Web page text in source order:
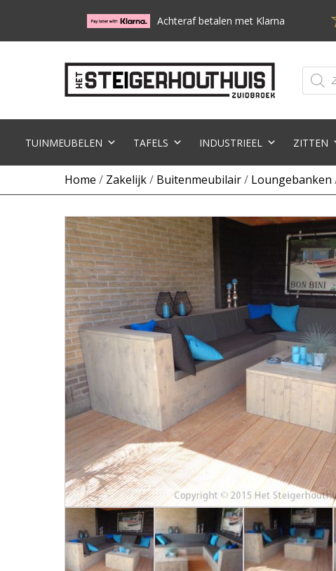
Achteraf betalen met Klarna
zoeken
TUINMEUBELEN TAFELS INDUSTRIEEL ZITTEN
Home / Zakelijk/ Buitenmeubilair/ Loungebanken